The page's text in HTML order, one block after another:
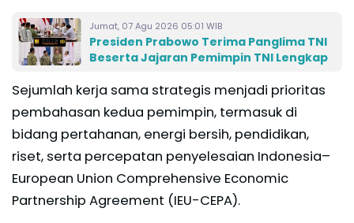
Jumat, 07 Agu 2026 05:01 WIB
Presiden Prabowo Terima Panglima TNI
Beserta Jajaran Pemimpin TNI Lengkap
Sejumlah kerja sama strategis menjadi prioritas
pembahasan kedua pemimpin, termasuk di
bidang pertahanan, energi bersih, pendidikan,
riset, serta percepatan penyelesaian Indonesia–
European Union Comprehensive Economic
Partnership Agreement (IEU-CEPA).